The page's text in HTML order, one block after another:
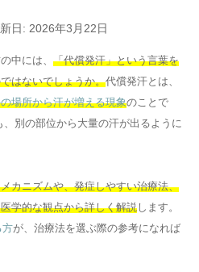
日: 2026年3月22日
中には、 「代償発汗」という言葉を
はないでしょうか。代償発汗とは、
場所から汗が増える現象のことで
別の部位から大量の汗が出るように
カニズムや、発症しやすい治療法、
学的な観点から詳しく解説 します。
方が、治療法を選ぶ際の参考になれば